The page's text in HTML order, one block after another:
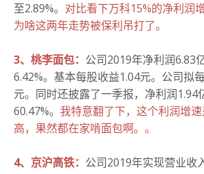
至2.89%。 对比看下万科15%的净利润
为啥这两年走势被保利吊打了。
3、桃李面包： 公司2019年净利润6.83
6.42%。基本每股收益1.04元。公司拟
元。同时还披露了一季报，净利润1.94
60.47%。 我特意翻了下，这个利润增
高，果然都在家啃面包啊。。
4、京沪高铁： 公司2019年实现营业收